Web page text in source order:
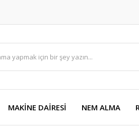
MAKİNE DAİRESİ NEM ALMA